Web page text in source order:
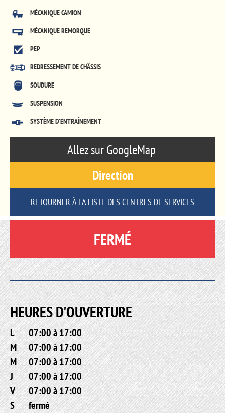
MÉCANIQUE CAMION
MÉCANIQUE REMORQUE
PEP
REDRESSEMENT DE CHÂSSIS
SOUDURE
SUSPENSION
SYSTÈME D'ENTRAÎNEMENT
Allez sur GoogleMap
Direction
RETOURNER À LA LISTE DES CENTRES DE SERVICES
FERMÉ
HEURES D'OUVERTURE
L
07:00 à 17:00
M
07:00 à 17:00
M
07:00 à 17:00
J
07:00 à 17:00
V
07:00 à 17:00
S
fermé